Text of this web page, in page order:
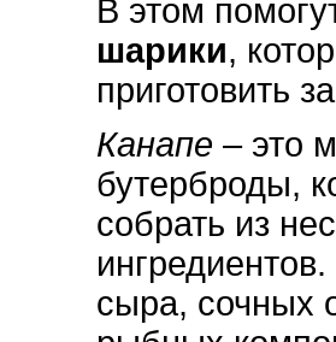
В этом
шарики,
приготовить
Канапе – это
бутерброды,
собрать из
сыра, сочных